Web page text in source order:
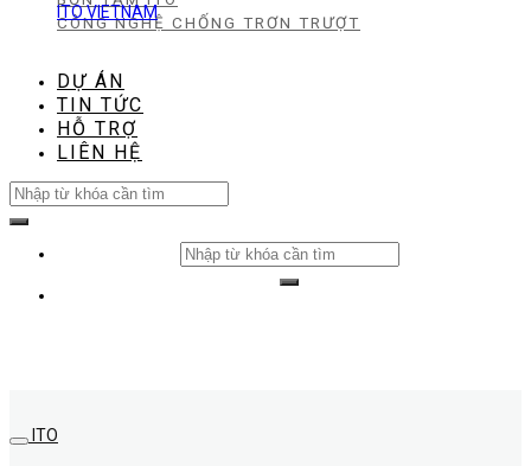
CÔNG NGHỆ CHỐNG TRƠN TRƯỢT
DỰ ÁN
TIN TỨC
HỖ TRỢ
LIÊN HỆ
Search
for:
Search
for:
ITO VIETNAM
ITO